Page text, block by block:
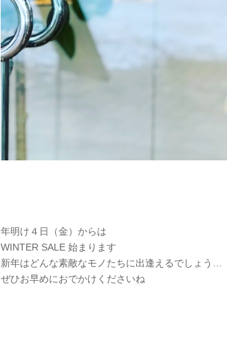
年明け４日（金）からは
WINTER SALE 始まります
新年はどんな素敵なモノたちに出逢えるでしょう…
ぜひお早めにおでかけくださいね